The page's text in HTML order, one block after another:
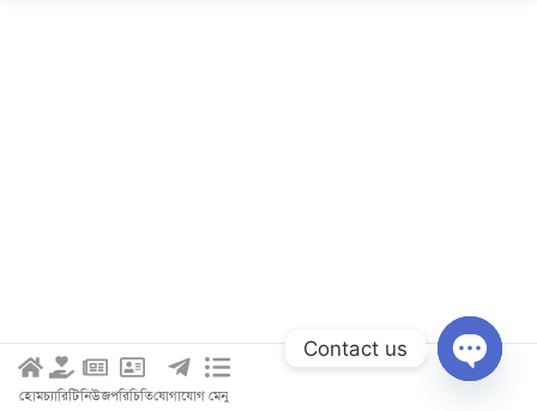
হোমচ্যারিটিনিউজপরিচিতিযোগাযোগ মেনু
Contact us